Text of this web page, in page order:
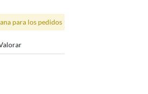
para los pedidos